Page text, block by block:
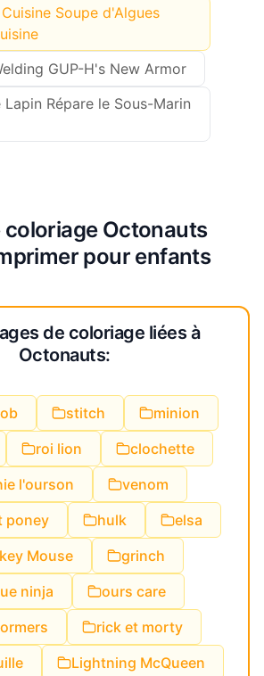
Soupe d'Algues
GUP-H's New Armor
Lapin Répare le Sous-Marin
coloriage Octonauts
pour enfants
de coloriage liées à
Octonauts:
stitch
minion
roi lion
clochette
l'ourson
venom
poney
hulk
elsa
Mouse
grinch
ninja
ours care
rick et morty
Lightning McQueen